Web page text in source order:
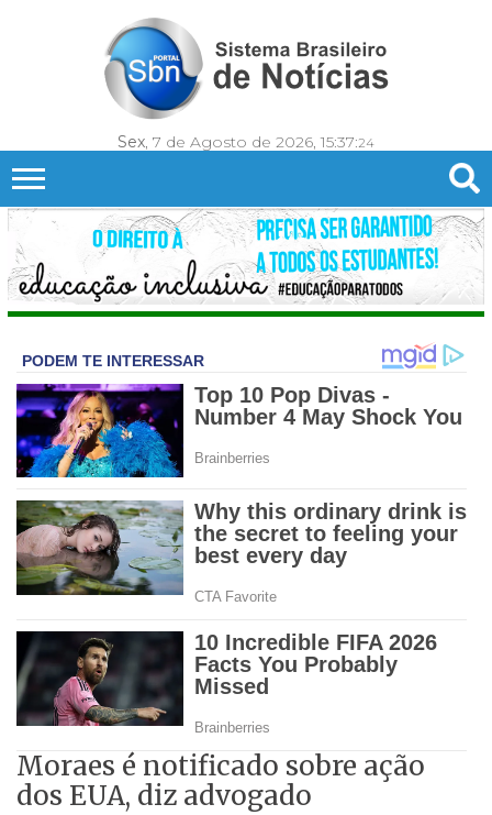
Sex, 7 de Agosto de 2026, 15:37:26
Moraes é notificado sobre ação
dos EUA, diz advogado